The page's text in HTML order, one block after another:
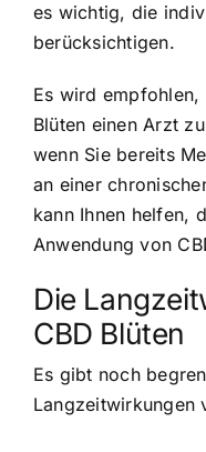
es wichtig, die
berücksichtigen.
Es wird empfohlen,
Blüten einen Arzt
wenn Sie bereits
an einer
kann Ihnen helfen,
Anwendung von
Die
CBD Blüten
Es gibt noch
Langzeitwirkungen